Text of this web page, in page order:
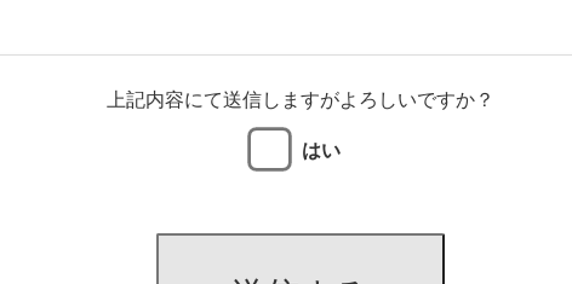
上記内容にて送信しますがよろしいですか？
はい